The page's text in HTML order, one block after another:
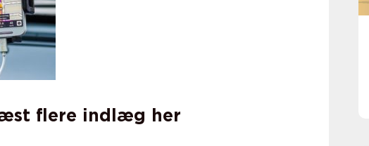
flere indlæg her